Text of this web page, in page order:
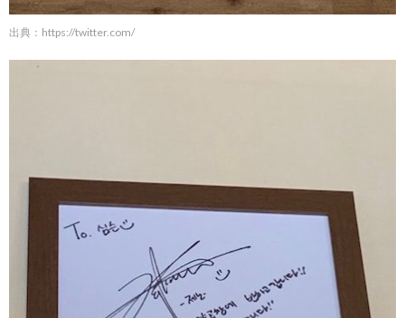
出典： https://twitter.com/